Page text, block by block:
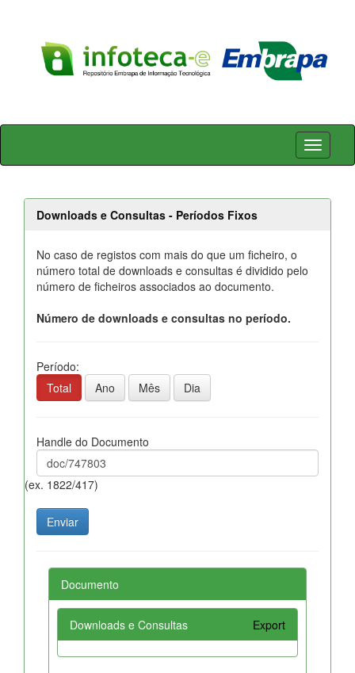
Skip
Downloads e Consultas - Períodos Fixos
No caso de registos com mais do que um ficheiro, o
número total de downloads e consultas é dividido pelo
número de ficheiros associados ao documento.
Número de downloads e consultas no período.
Período:
Total
Ano Mês Dia
Handle do Documento
(ex. 1822/417)
Documento
Downloads e Consultas Export